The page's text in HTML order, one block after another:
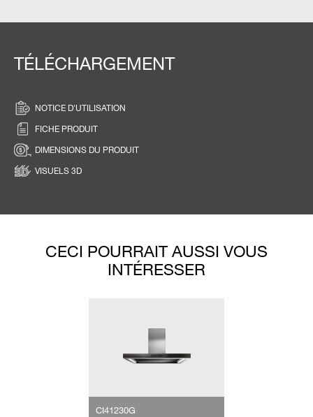
TÉLÉCHARGEMENT
NOTICE D'UTILISATION
FICHE PRODUIT
DIMENSIONS DU PRODUIT
VISUELS 3D
CECI POURRAIT AUSSI VOUS
INTÉRESSER
CI41230G